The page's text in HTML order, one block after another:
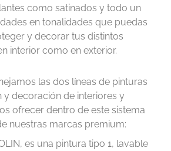
como satinados y todo un
en tonalidades que puedas
y decorar tus distintos
interior como en exterior.
las dos líneas de pinturas
y decoración de interiores y
ofrecer dentro de este sistema
nuestras marcas premium:
es una pintura tipo 1, lavable